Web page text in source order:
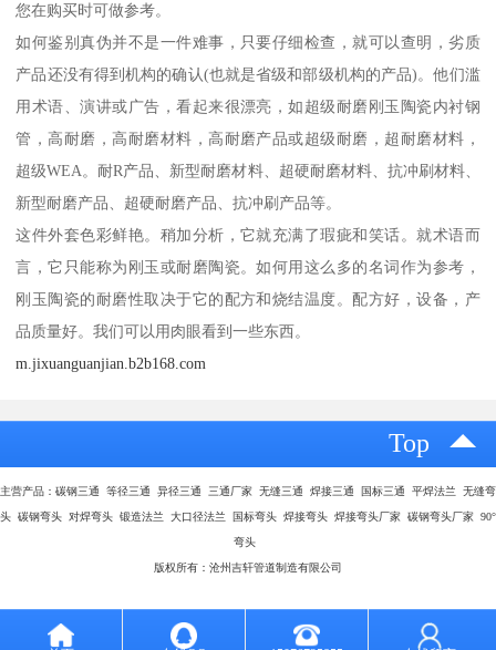
您在购买时可做参考。
如何鉴别真伪并不是一件难事，只要仔细检查，就可以查明，劣质
产品还没有得到机构的确认(也就是省级和部级机构的产品)。他们滥
用术语、演讲或广告，看起来很漂亮，如超级耐磨刚玉陶瓷内衬钢
管，高耐磨，高耐磨材料，高耐磨产品或超级耐磨，超耐磨材料，
超级WEA。耐R产品、新型耐磨材料、超硬耐磨材料、抗冲刷材料、
新型耐磨产品、超硬耐磨产品、抗冲刷产品等。
这件外套色彩鲜艳。稍加分析，它就充满了瑕疵和笑话。就术语而
言，它只能称为刚玉或耐磨陶瓷。如何用这么多的名词作为参考，
刚玉陶瓷的耐磨性取决于它的配方和烧结温度。配方好，设备，产
品质量好。我们可以用肉眼看到一些东西。
m.jixuanguanjian.b2b168.com
Top
主营产品：碳钢三通 等径三通 异径三通 三通厂家 无缝三通 焊接三通 国标三通 平焊法兰 无缝弯
头 碳钢弯头 对焊弯头 锻造法兰 大口径法兰 国标弯头 焊接弯头 焊接弯头厂家 碳钢弯头厂家 90°
弯头
版权所有：沧州吉轩管道制造有限公司